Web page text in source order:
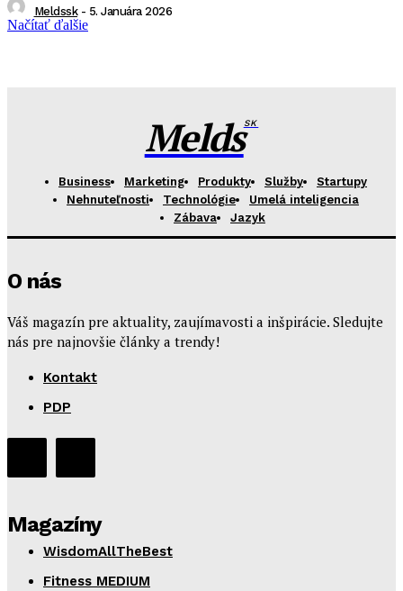
Meldssk - 5. Januára 2026
Načítať ďalšie
MeldsSK
Business Marketing Produkty Služby
Startupy
Nehnuteľnosti
Technológie
Umelá inteligencia
Zábava
Jazyk
O nás
Váš magazín pre aktuality, zaujímavosti a inšpirácie. Sledujte
nás pre najnovšie články a trendy!
Kontakt
PDP
Magazíny
WisdomAllTheBest
Fitness MEDIUM